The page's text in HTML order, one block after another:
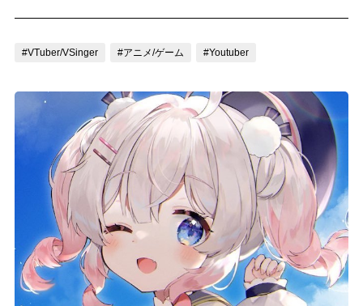
記事リクエスト
ログイン
muevoクラウドファンディング
muevoコミュニティ
ぶいクラ！by muevo
#VTuber/VSinger #アニメ/ゲーム #Youtuber